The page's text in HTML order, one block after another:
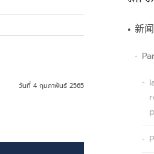
วันที่ 4 กุมภาพันธ์ 2565
新